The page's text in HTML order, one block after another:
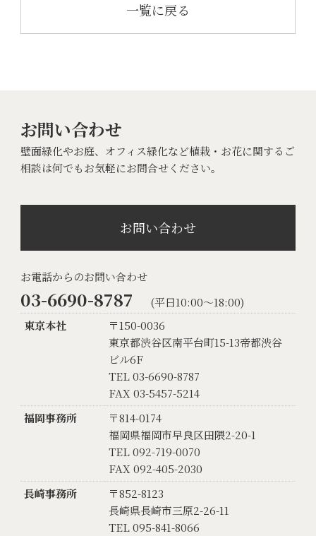
一覧に戻る
お問い合わせ
壁面緑化やお庭、オフィス緑化など植栽・お花に関するご
相談は何でもお気軽にお問合せください。
お問い合わせ
お電話からのお問い合わせ
03-6690-8787
(平日10:00〜18:00)
東京本社
〒150-0036
東京都渋谷区南平台町15-13帝都渋谷
ビル6F
TEL 03-6690-8787
FAX 03-5457-5214
福岡事務所
〒814-0174
福岡県福岡市早良区田隈2-20-1
TEL 092-719-0070
FAX 092-405-2030
長崎事務所
〒852-8123
長崎県長崎市三原2-26-11
TEL 095-841-8066